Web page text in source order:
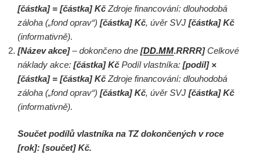
[částka] = [částka] Kč Zdroje financování: dlouhodobá
záloha („fond oprav“) [částka] Kč, úvěr SVJ [částka] Kč
(informativně).
[Název akce]– dokončeno dne [DD.MM.RRRR]Celkové
náklady akce: [částka] Kč Podíl vlastníka: [podíl] ×
[částka] = [částka] Kč Zdroje financování: dlouhodobá
záloha („fond oprav“) [částka] Kč, úvěr SVJ [částka] Kč
(informativně).
Součet podílů vlastníka na TZ dokončených v roce
[rok]: [součet] Kč.